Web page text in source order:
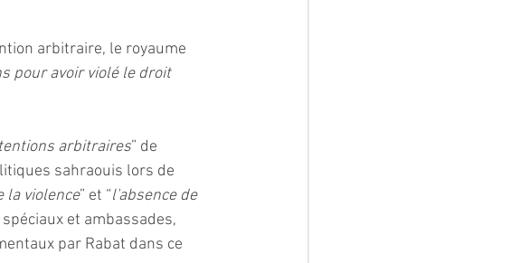
arbitraire, le royaume
pour avoir violé le droit
arbitraires” de
sahraouis lors de
la violence” et “l'absence de
et ambassades,
par Rabat dans ce